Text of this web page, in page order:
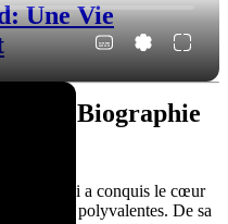
Une Vie
Une Biographie
primée qui a conquis le cœur
et polyvalentes. De sa